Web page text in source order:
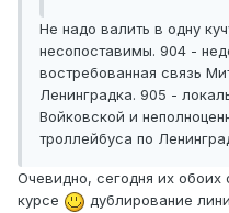
Не надо валить в одну
несопоставимы. 904 -
востребованная связь
Ленинградка. 905 -
Войковской и
троллейбуса по
Очевидно, сегодня их
курсе
дублирование